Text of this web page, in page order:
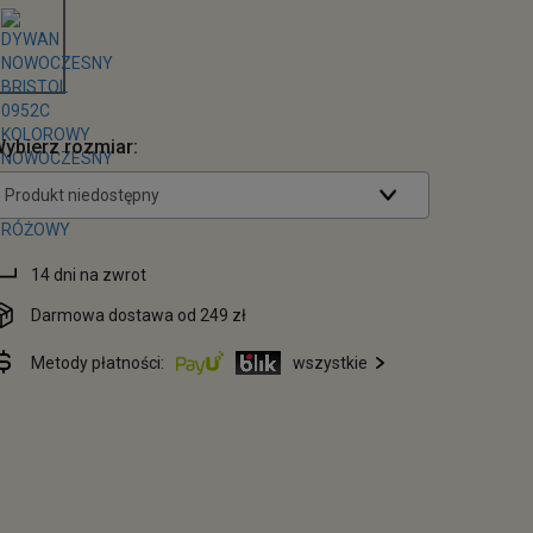
rozmiar:
Produkt niedostępny
14 dni na zwrot
Darmowa dostawa od 249 zł
Metody płatności: wszystkie